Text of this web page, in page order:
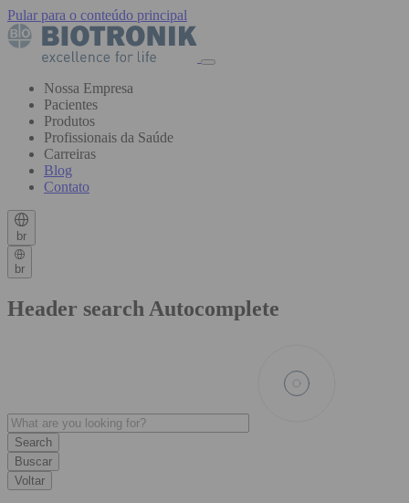
Pular para o conteúdo principal
Nossa Empresa
Pacientes
Produtos
Profissionais da Saúde
Carreiras
Blog
Contato
br
br
Header search Autocomplete
Buscar
Voltar